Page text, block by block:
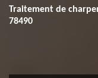
Traitement de
78490